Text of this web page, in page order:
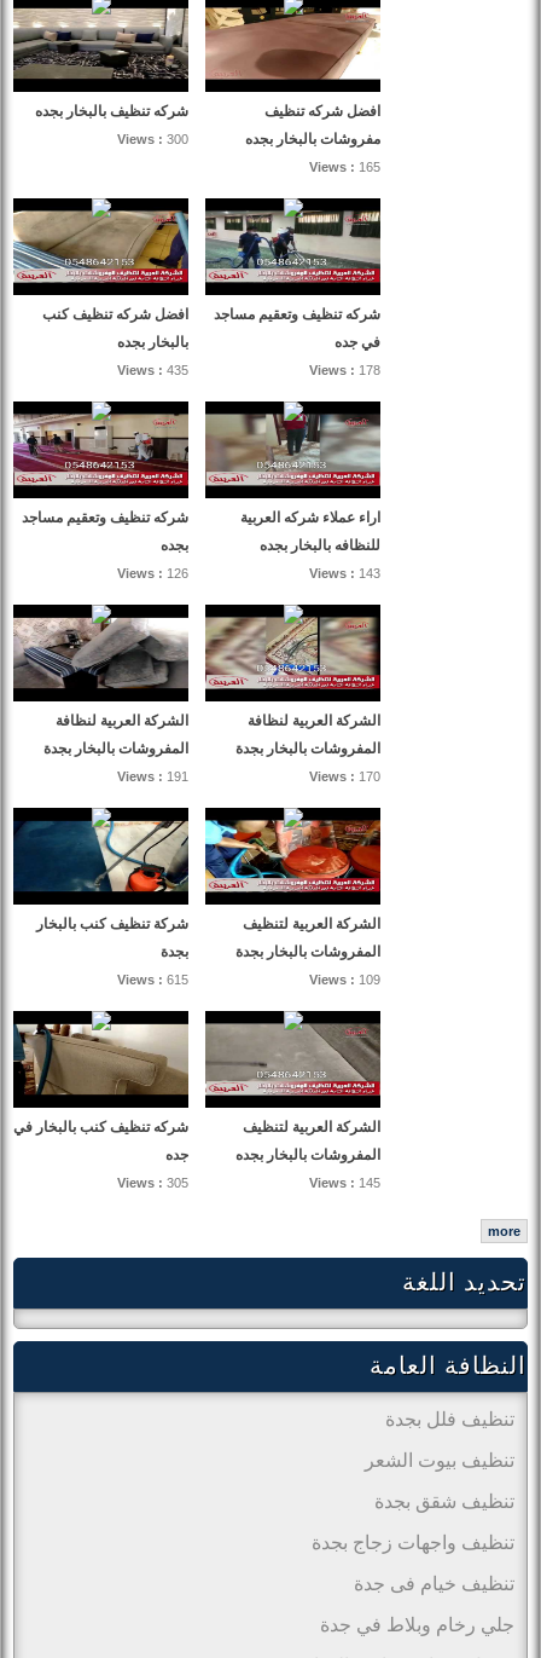
شركه تنظيف بالبخار بجده
Views : 300
افضل شركه تنظيف
مفروشات بالبخار بجده
Views : 165
افضل شركه تنظيف كنب
بالبخار بجده
Views : 435
شركه تنظيف وتعقيم مساجد
في جده
Views : 178
شركه تنظيف وتعقيم مساجد
بجده
Views : 126
اراء عملاء شركه العربية
للنظافه بالبخار بجده
Views : 143
الشركة العربية لنظافة
المفروشات بالبخار بجدة
Views : 191
الشركة العربية لنظافة
المفروشات بالبخار بجدة
Views : 170
شركة تنظيف كنب بالبخار
بجدة
Views : 615
الشركة العربية لتنظيف
المفروشات بالبخار بجدة
Views : 109
شركه تنظيف كنب بالبخار في
جده
Views : 305
الشركة العربية لتنظيف
المفروشات بالبخار بجده
Views : 145
more
تحديد اللغة
النظافة العامة
تنظيف فلل بجدة
تنظيف بيوت الشعر
تنظيف شقق بجدة
تنظيف واجهات زجاج بجدة
تنظيف خيام فى جدة
جلي رخام وبلاط في جدة